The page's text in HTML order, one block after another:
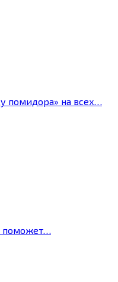
помидора» на всех…
поможет…